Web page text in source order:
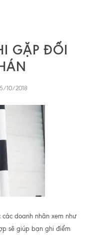
GẶP ĐỐI
10/2018
doanh nhân xem như
sẽ giúp bạn ghi điểm